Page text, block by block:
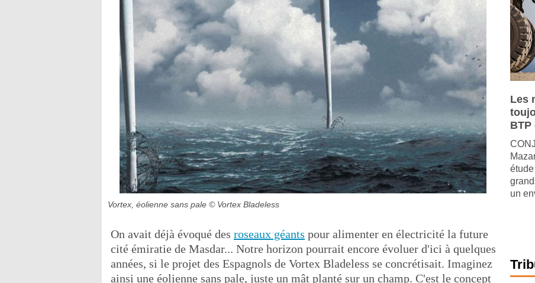
Vortex, éolienne sans pale © Vortex Bladeless
On avait déjà évoqué des roseaux géants pour alimenter en électricité la future
cité émiratie de Masdar... Notre horizon pourrait encore évoluer d'ici à quelques
années, si le projet des Espagnols de Vortex Bladeless se concrétisait. Imaginez
ainsi une éolienne sans pale, juste un mât planté sur un champ. C'est le concept
Les
BTP
un